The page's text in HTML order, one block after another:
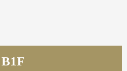
B1F